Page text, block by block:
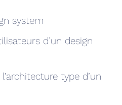
system
d’un design
type d’un